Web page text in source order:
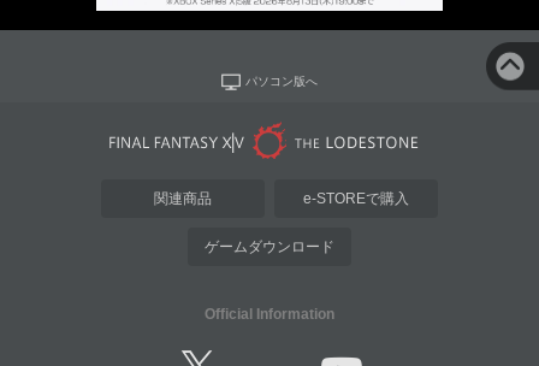
パソコン版へ
関連商品 e-STOREで購入
ゲームダウンロード
Official Information